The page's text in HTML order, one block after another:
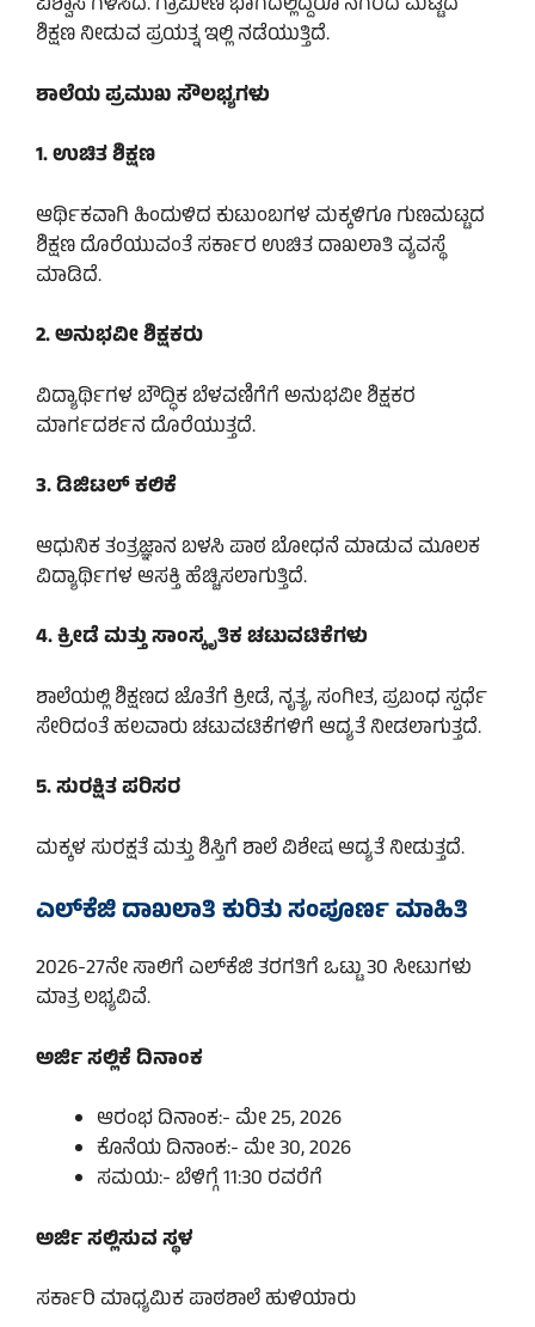
ಶಿಕ್ಷಣ ನೀಡುವ ಪ್ರಯತ್ನ ಇಲ್ಲಿ ನಡೆಯುತ್ತಿದೆ.
ಶಾಲೆಯ ಪ್ರಮುಖ ಸೌಲಭ್ಯಗಳು
1. ಉಚಿತ ಶಿಕ್ಷಣ
ಆರ್ಥಿಕವಾಗಿ ಹಿಂದುಳಿದ ಕುಟುಂಬಗಳ ಮಕ್ಕಳಿಗೂ ಗುಣಮಟ್ಟದ
ಶಿಕ್ಷಣ ದೊರೆಯುವಂತೆ ಸರ್ಕಾರ ಉಚಿತ ದಾಖಲಾತಿ ವ್ಯವಸ್ಥೆ
ಮಾಡಿದೆ.
2. ಅನುಭವೀ ಶಿಕ್ಷಕರು
ವಿದ್ಯಾರ್ಥಿಗಳ ಬೌದ್ಧಿಕ ಬೆಳವಣಿಗೆಗೆ ಅನುಭವೀ ಶಿಕ್ಷಕರ
ಮಾರ್ಗದರ್ಶನ ದೊರೆಯುತ್ತದೆ.
3. ಡಿಜಿಟಲ್ ಕಲಿಕೆ
ಆಧುನಿಕ ತಂತ್ರಜ್ಞಾನ ಬಳಸಿ ಪಾಠ ಬೋಧನೆ ಮಾಡುವ ಮೂಲಕ
ವಿದ್ಯಾರ್ಥಿಗಳ ಆಸಕ್ತಿ ಹೆಚ್ಚಿಸಲಾಗುತ್ತಿದೆ.
4. ಕ್ರೀಡೆ ಮತ್ತು ಸಾಂಸ್ಕೃತಿಕ ಚಟುವಟಿಕೆಗಳು
ಶಾಲೆಯಲ್ಲಿ ಶಿಕ್ಷಣದ ಜೊತೆಗೆ ಕ್ರೀಡೆ, ನೃತ್ಯ, ಸಂಗೀತ, ಪ್ರಬಂಧ ಸ್ಪರ್ಧೆ
ಸೇರಿದಂತೆ ಹಲವಾರು ಚಟುವಟಿಕೆಗಳಿಗೆ ಆದ್ಯತೆ ನೀಡಲಾಗುತ್ತದೆ.
5. ಸುರಕ್ಷಿತ ಪರಿಸರ
ಮಕ್ಕಳ ಸುರಕ್ಷತೆ ಮತ್ತು ಶಿಸ್ತಿಗೆ ಶಾಲೆ ವಿಶೇಷ ಆದ್ಯತೆ ನೀಡುತ್ತದೆ.
ಎಲ್‌ಕೆಜಿ ದಾಖಲಾತಿ ಕುರಿತು ಸಂಪೂರ್ಣ ಮಾಹಿತಿ
2026-27ನೇ ಸಾಲಿಗೆ ಎಲ್‌ಕೆಜಿ ತರಗತಿಗೆ ಒಟ್ಟು 30 ಸೀಟುಗಳು
ಮಾತ್ರ ಲಭ್ಯವಿವೆ.
ಅರ್ಜಿ ಸಲ್ಲಿಕೆ ದಿನಾಂಕ
ಆರಂಭ ದಿನಾಂಕ:- ಮೇ 25, 2026
ಕೊನೆಯ ದಿನಾಂಕ:- ಮೇ 30, 2026
ಸಮಯ:- ಬೆಳಿಗ್ಗೆ 11:30 ರವರೆಗೆ
ಅರ್ಜಿ ಸಲ್ಲಿಸುವ ಸ್ಥಳ
ಸರ್ಕಾರಿ ಮಾಧ್ಯಮಿಕ ಪಾಠಶಾಲೆ ಹುಳಿಯಾರು